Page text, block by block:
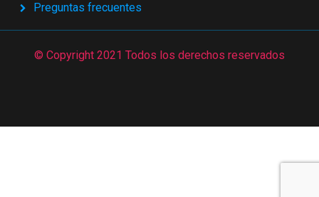
Preguntas frecuentes
© Copyright 2021 Todos los derechos reservados